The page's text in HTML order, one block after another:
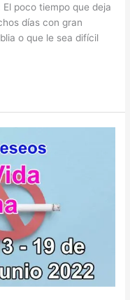
El poco tiempo que deja
días con gran
o que le sea difícil